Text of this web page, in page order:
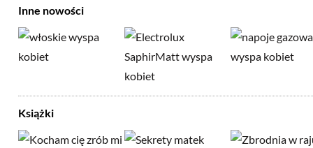
Inne nowości
Książki